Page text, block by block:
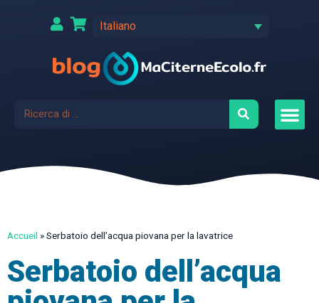
Italiano
Accueil »Serbatoio dell’acqua piovana per la lavatrice
Serbatoio dell’acqua